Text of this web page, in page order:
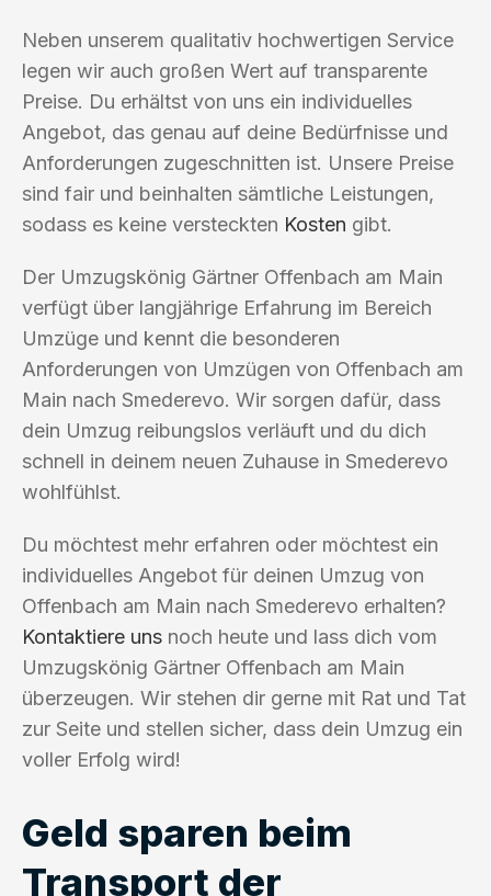
Neben unserem qualitativ hochwertigen Service
legen wir auch großen Wert auf transparente
Preise. Du erhältst von uns ein individuelles
Angebot, das genau auf deine Bedürfnisse und
Anforderungen zugeschnitten ist. Unsere Preise
sind fair und beinhalten sämtliche Leistungen,
sodass es keine versteckten Kosten gibt.
Der Umzugskönig Gärtner Offenbach am Main
verfügt über langjährige Erfahrung im Bereich
Umzüge und kennt die besonderen
Anforderungen von Umzügen von Offenbach am
Main nach Smederevo. Wir sorgen dafür, dass
dein Umzug reibungslos verläuft und du dich
schnell in deinem neuen Zuhause in Smederevo
wohlfühlst.
Du möchtest mehr erfahren oder möchtest ein
individuelles Angebot für deinen Umzug von
Offenbach am Main nach Smederevo erhalten?
Kontaktiere uns noch heute und lass dich vom
Umzugskönig Gärtner Offenbach am Main
überzeugen. Wir stehen dir gerne mit Rat und Tat
zur Seite und stellen sicher, dass dein Umzug ein
voller Erfolg wird!
Geld sparen beim
Transport der